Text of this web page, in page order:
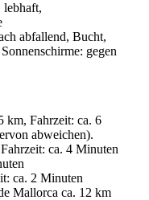
lebhaft,
abfallend, Bucht,
gegen
km, Fahrzeit: ca. 6
abweichen).
ca. 4 Minuten
ca. 2 Minuten
Mallorca ca. 12 km